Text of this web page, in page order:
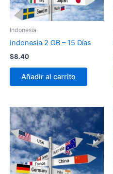
Indonesia
Indonesia 2 GB – 15 Días
$8.40
Añadir al carrito